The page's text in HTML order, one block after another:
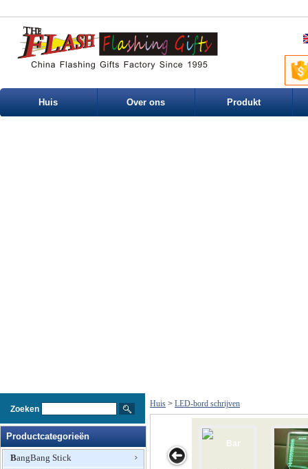
Huis Over ons Produkt
Zoeken
Productcategorieën
BangBang Stick
Huis > LED-bord schrijven